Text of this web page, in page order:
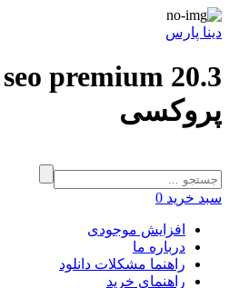
دینا پارس
premium 20.3
پروکسی
سبد خرید 0
افزایش موجودی
درباره ما
راهنما مشکلات دانلود
راهنمای خرید